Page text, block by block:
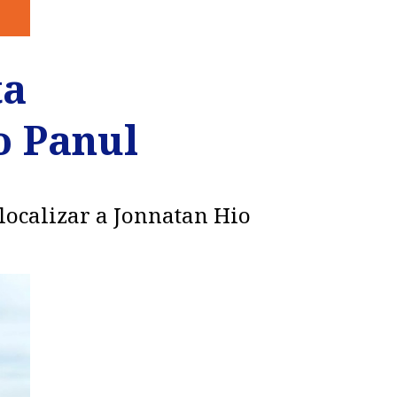
Panul
a Jonnatan Hio